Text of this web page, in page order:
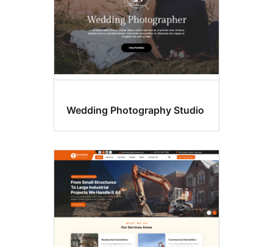
Wedding Photography Studio